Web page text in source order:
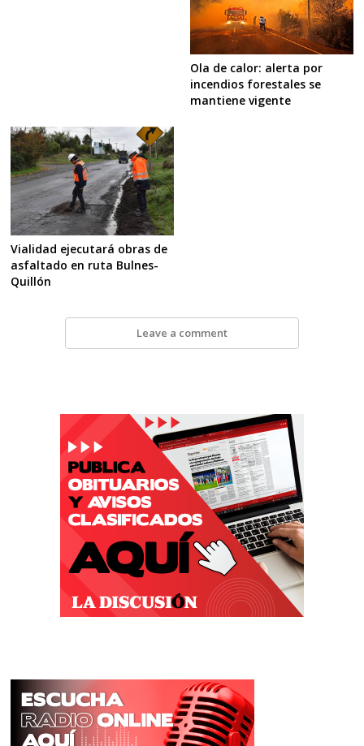
Ola de calor: alerta por
incendios forestales se
mantiene vigente
Vialidad ejecutará obras de
asfaltado en ruta Bulnes-
Quillón
Leave a comment